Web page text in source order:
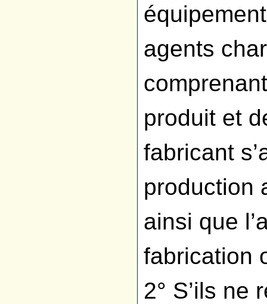
agents
produit et
fabricant
production
ainsi que
fabrication
2° S’ils ne